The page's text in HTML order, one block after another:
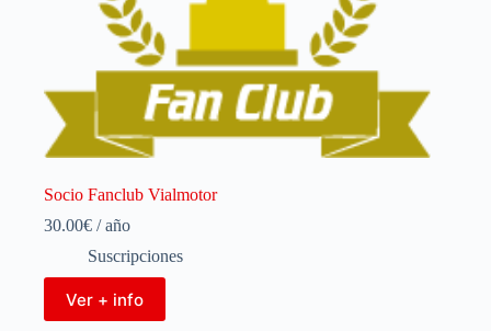
Socio Fanclub Vialmotor
30.00€ / año
Suscripciones
Ver + info